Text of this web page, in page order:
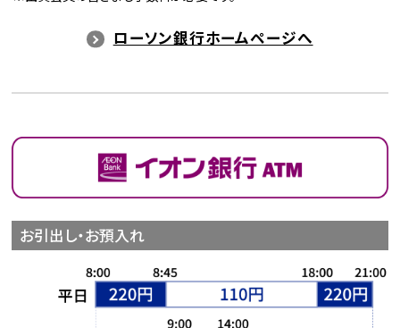
ローソン銀行ホームページへ
お引出し・お預入れ